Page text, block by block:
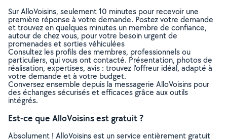
Sur AlloVoisins, seulement 10 minutes pour recevoir une
première réponse à votre demande. Postez votre demande
et trouvez en quelques minutes un membre de confiance,
autour de chez vous, pour votre besoin urgent de
promenades et sorties véhiculées
Consultez les profils des membres, professionnels ou
particuliers, qui vous ont contacté. Présentation, photos de
réalisation, expertises, avis : trouvez l'offreur idéal, adapté à
votre demande et à votre budget.
Conversez ensemble depuis la messagerie AlloVoisins pour
des échanges sécurisés et efficaces grâce aux outils
intégrés.
Est-ce que AlloVoisins est gratuit ?
Absolument ! AlloVoisins est un service entièrement gratuit